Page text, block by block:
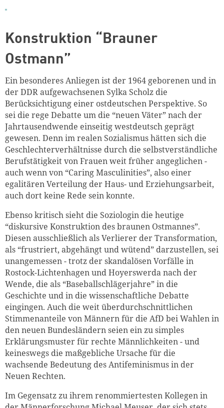
Konstruktion “Brauner
Ostmann”
Ein besonderes Anliegen ist der 1964 geborenen und in
der DDR aufgewachsenen Sylka Scholz die
Berücksichtigung einer ostdeutschen Perspektive. So
sei die rege Debatte um die “neuen Väter” nach der
Jahrtausendwende einseitig westdeutsch geprägt
gewesen. Denn im realen Sozialismus hätten sich die
Geschlechterverhältnisse durch die selbstverständliche
Berufstätigkeit von Frauen weit früher angeglichen -
auch wenn von “Caring Masculinities”, also einer
egalitären Verteilung der Haus- und Erziehungsarbeit,
auch dort keine Rede sein konnte.
Ebenso kritisch sieht die Soziologin die heutige
“diskursive Konstruktion des braunen Ostmannes”.
Diesen ausschließlich als Verlierer der Transformation,
als “frustriert, abgehängt und wütend” darzustellen, sei
unangemessen - trotz der skandalösen Vorfälle in
Rostock-Lichtenhagen und Hoyerswerda nach der
Wende, die als “Baseballschlägerjahre” in die
Geschichte und in die wissenschaftliche Debatte
eingingen. Auch die weit überdurchschnittlichen
Stimmenanteile von Männern für die AfD bei Wahlen in
den neuen Bundesländern seien ein zu simples
Erklärungsmuster für rechte Männlichkeiten - und
keineswegs die maßgebliche Ursache für die
wachsende Bedeutung des Antifeminismus in der
Neuen Rechten.
Im Gegensatz zu ihrem renommiertesten Kollegen in